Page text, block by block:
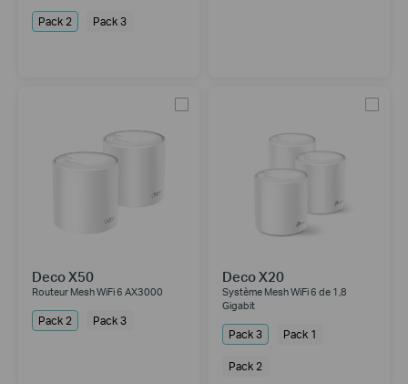
Pack 2 Pack 3
Deco X50
Routeur Mesh WiFi 6 AX3000
Pack 2 Pack 3
Deco X20
Système Mesh WiFi 6 de 1,8
Gigabit
Pack 3 Pack 1
Pack 2